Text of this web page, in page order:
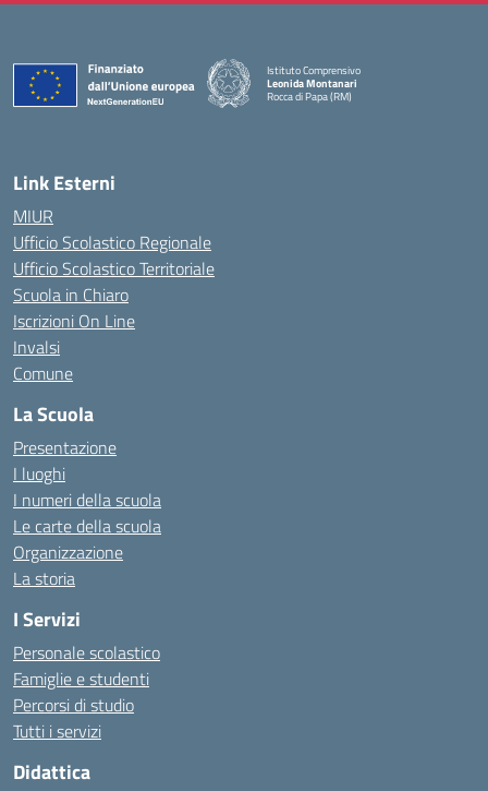
Istituto Comprensivo
Leonida Montanari
Rocca di Papa (RM)
— Visita la pagina iniziale della scuola
Link Esterni
MIUR
Ufficio Scolastico Regionale
Ufficio Scolastico Territoriale
Scuola in Chiaro
Iscrizioni On Line
Invalsi
Comune
La Scuola
Presentazione
I luoghi
I numeri della scuola
Le carte della scuola
Organizzazione
La storia
I Servizi
Personale scolastico
Famiglie e studenti
Percorsi di studio
Tutti i servizi
Didattica